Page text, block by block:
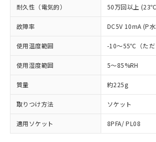
耐久性（電気的） 50万回以上
故障率 DC5V 10mA (P
使用温度範囲 -10～55℃（ただ
使用湿度範囲 5～85%RH
質量 約225g
取りつけ方法 ソケット
適用ソケット 8PFA/ PL08
在庫状況および標準価格結果
事前の承諾なく第三者に漏洩
示しないようお願いします。
マイパーツ機能（部品リスト
メンバーズにご登録されてい
お客様が当ウェブサイト上で
登録された部品リストについ
および当社の共同利用者が、
品・サービスに関するお客様
引・商談に必要な範囲で利用
をご了承ください。
部品在庫の切り替え状況などによ
月が前後することがあります。
※3 非含有証明書ダウンロード
下記の非含有証明書をダウンロー
とができます。
「ｅ」：有害物質（10物質）のす
準値以下であることを示します。
「10」：通常の使用状況下におい
質が外部に漏えいし、環境に深刻
及ぼさない年数を意味します。
「－」：未確認です。当社販売部門
当社は、貴社製品を第三者に
場合は、上記1、2および3の
該第三者に通知します。また
販売先および販売に係わる関
法に輸出するおそれがある場
機器販売店・当社販売員
認ください)
空
受注生産機種、また在庫
情報を公開していない機